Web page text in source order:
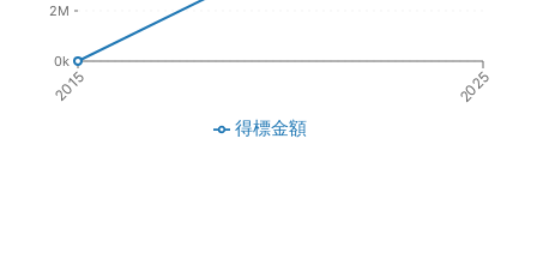
2015 2025
0k
2M
得標金額